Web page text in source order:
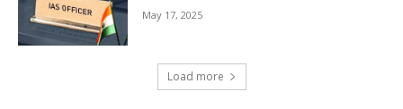
May 17, 2025
Load more